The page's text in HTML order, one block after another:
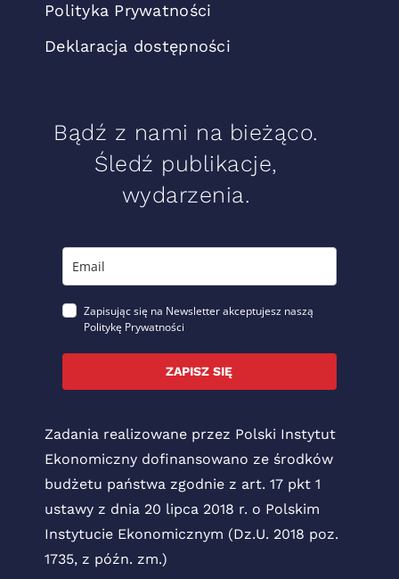
Polityka Prywatności
Deklaracja dostępności
Bądź z nami na bieżąco.
Śledź publikacje,
wydarzenia.
Zapisując się na Newsletter akceptujesz naszą
Politykę Prywatności
ZAPISZ SIĘ
Zadania realizowane przez Polski Instytut
Ekonomiczny dofinansowano ze środków
budżetu państwa zgodnie z art. 17 pkt 1
ustawy z dnia 20 lipca 2018 r. o Polskim
Instytucie Ekonomicznym (Dz.U. 2018 poz.
1735, z późn. zm.)